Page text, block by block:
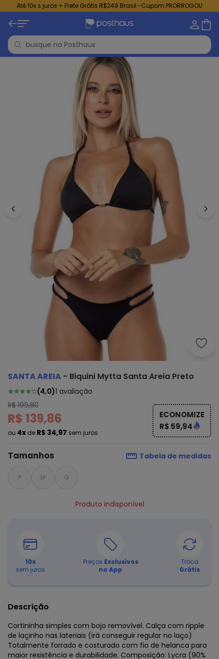
Até 10x s juros + Frete Grátis R$249 Brasil -Cupom PRORROGOU
SANTA AREIA - Biquini Mytta Santa Areia Preto
(4,0)1 avaliação
R$ 199,80
R$ 139,86
ou 4x de R$ 34,97 sem juros
ECONOMIZE
R$ 59,94
Tamanhos Tabela de medidas
P M G
Produto indisponível
10x
sem juros
Preços Exclusivos
no App
Troca
Grátis
Descrição
Cortininha simples com bojo removível. Calça com ripple
de laçinho nas lateriais (irá conseguir regular no laço)
Totalmente forrado e costurado com fio de helanca para
maior resistência e durabilidade. Composição: Lycra (90%